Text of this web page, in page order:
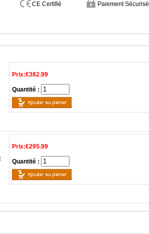
CE Certifié Paiement Sécurisé
Prix:€382.99
Quantité :
Prix:€295.99
Quantité :